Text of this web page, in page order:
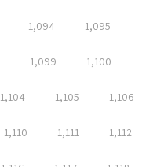
1,094 1,095
1,099 1,100
1,104 1,105 1,106
1,110 1,111 1,112